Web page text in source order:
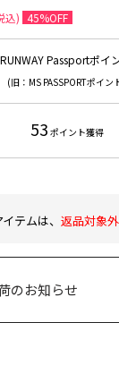
込) 45%OFF
RUNWAY Passportポイ
(旧：MS PASSPORTポイン
53 ポイント獲得
テムは、 返品対象
のお知らせ